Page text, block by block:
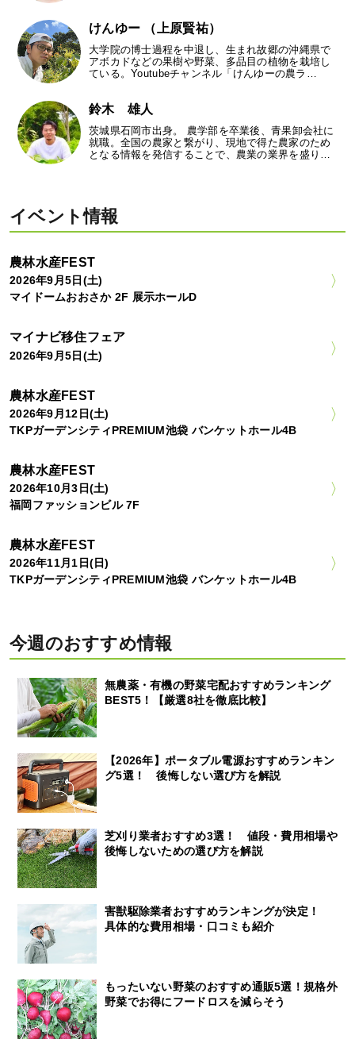
けんゆー （上原賢祐）
大学院の博士過程を中退し、生まれ故郷の沖縄県で
アボカドなどの果樹や野菜、多品目の植物を栽培し
ている。Youtubeチャンネル「けんゆーの農ラ…
鈴木 雄人
茨城県石岡市出身。 農学部を卒業後、青果卸会社に
就職。全国の農家と繋がり、現地で得た農家のため
となる情報を発信することで、農業の業界を盛り…
イベント情報
農林水産FEST
2026年9月5日(土)
マイドームおおさか 2F 展示ホールD
マイナビ移住フェア
2026年9月5日(土)
農林水産FEST
2026年9月12日(土)
TKPガーデンシティPREMIUM池袋 バンケットホール4B
農林水産FEST
2026年10月3日(土)
福岡ファッションビル 7F
農林水産FEST
2026年11月1日(日)
TKPガーデンシティPREMIUM池袋 バンケットホール4B
今週のおすすめ情報
無農薬・有機の野菜宅配おすすめランキング
BEST5！【厳選8社を徹底比較】
【2026年】ポータブル電源おすすめランキン
グ5選！ 後悔しない選び方を解説
芝刈り業者おすすめ3選！ 値段・費用相場や
後悔しないための選び方を解説
害獣駆除業者おすすめランキングが決定！
具体的な費用相場・口コミも紹介
もったいない野菜のおすすめ通販5選！規格外
野菜でお得にフードロスを減らそう